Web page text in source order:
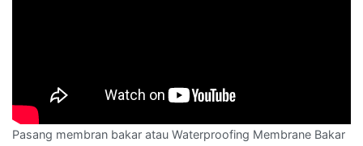
Pasang membran bakar atau Waterproofing Membrane Bakar